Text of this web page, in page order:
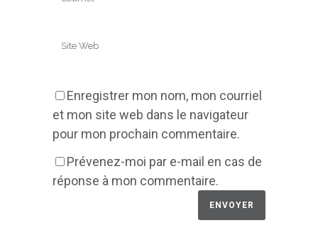
Enregistrer mon nom, mon courriel
et mon site web dans le navigateur
pour mon prochain commentaire.
Prévenez-moi par e-mail en cas de
réponse à mon commentaire.